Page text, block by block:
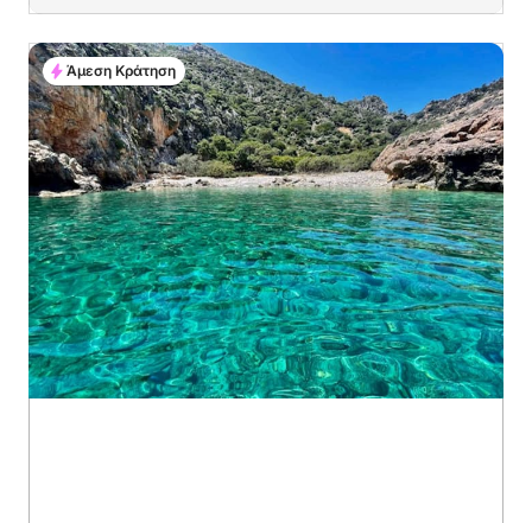
Άμεση Κράτηση